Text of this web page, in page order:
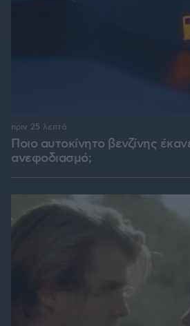
Ποιο αυτοκίνητο βενζίνης
ανεφοδιασμό;
πριν 25 λεπτά